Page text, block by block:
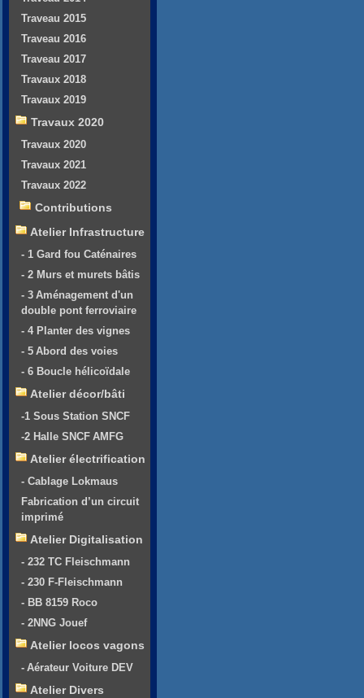
Traveau 2015
Traveau 2016
Traveau 2017
Travaux 2018
Travaux 2019
Travaux 2020
Travaux 2020
Travaux 2021
Travaux 2022
Contributions
Atelier Infrastructure
- 1 Gard fou Caténaires
- 2 Murs et murets bâtis
- 3 Aménagement d'un
double pont ferroviaire
- 4 Planter des vignes
- 5 Abord des voies
- 6 Boucle hélicoïdale
Atelier décor/bâti
-1 Sous Station SNCF
-2 Halle SNCF AMFG
Atelier électrification
- Cablage Lokmaus
Fabrication d’un circuit
imprimé
Atelier Digitalisation
- 232 TC Fleischmann
- 230 F-Fleischmann
- BB 8159 Roco
- 2NNG Jouef
Atelier locos vagons
- Aérateur Voiture DEV
Atelier Divers